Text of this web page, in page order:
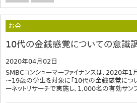
お金
10代の金銭感覚についての意識
2020年04月02日
SMBCコンシューマーファイナンスは、2020
～19歳の学生を対象に「10代の金銭感覚につ
ーネットリサーチで実施し、1,000名の有効サ